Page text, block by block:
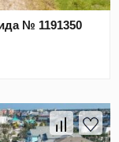
№ 1191350